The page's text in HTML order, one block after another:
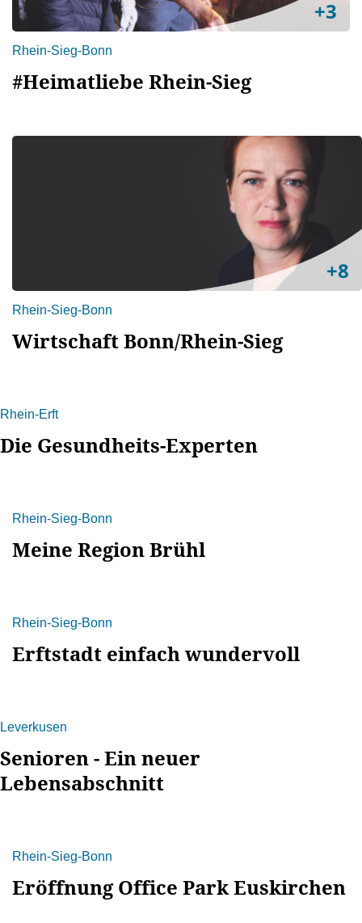
+3
Rhein-Sieg-Bonn
#Heimatliebe Rhein-Sieg
+8
Rhein-Sieg-Bonn
Wirtschaft Bonn/Rhein-Sieg
Rhein-Erft
Die Gesundheits-Experten
Rhein-Sieg-Bonn
Meine Region Brühl
Rhein-Sieg-Bonn
Erftstadt einfach wundervoll
Leverkusen
Senioren - Ein neuer
Lebensabschnitt
Rhein-Sieg-Bonn
Eröffnung Office Park Euskirchen